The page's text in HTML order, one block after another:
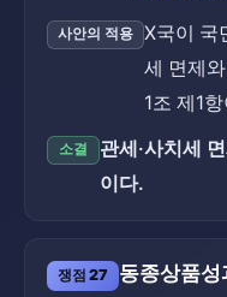
사안의 적용
X국이 국
세 면제
1조 제1
소결
관세·사치세
이다.
쟁점 27 동종상품성